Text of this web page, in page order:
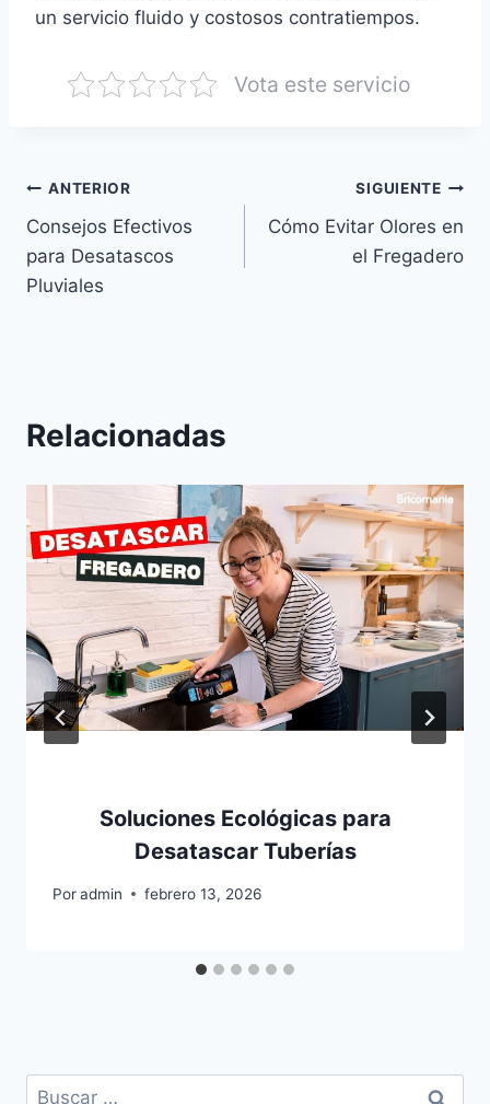
un servicio fluido y costosos contratiempos.
Vota este servicio
Navegación
de
entradas
ANTERIOR
Consejos Efectivos
para Desatascos
Pluviales
SIGUIENTE
Cómo Evitar Olores en
el Fregadero
Relacionadas
Soluciones Ecológicas para
Desatascar Tuberías
Poradmin febrero 13, 2026
Buscar: